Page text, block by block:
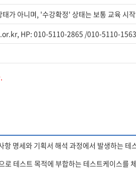
가 아니며, '수강확정' 상태는 보통 교육 시
HP: 010-5110-2865 /010-5110-1563
명세와 기획서 해석 과정에서 발생하는 테
테스트 목적에 부합하는 테스트케이스를